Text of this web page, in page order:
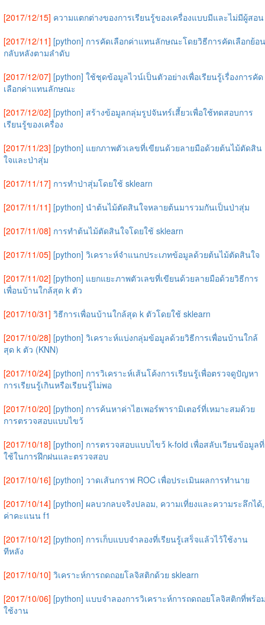
[2017/12/15] ความแตกต่างของการเรียนรู้ของเครื่องแบบมีและไม่มีผู้สอน
[2017/12/11] [python] การคัดเลือกค่าแทนลักษณะโดยวิธีการคัดเลือกย้อน
กลับหลังตามลำดับ
[2017/12/07] [python] ใช้ชุดข้อมูลไวน์เป็นตัวอย่างเพื่อเรียนรู้เรื่องการคัด
เลือกค่าแทนลักษณะ
[2017/12/02] [python] สร้างข้อมูลกลุ่มรูปจันทร์เสี้ยวเพื่อใช้ทดสอบการ
เรียนรู้ของเครื่อง
[2017/11/23] [python] แยกภาพตัวเลขที่เขียนด้วยลายมือด้วยต้นไม้ตัดสิน
ใจและป่าสุ่ม
[2017/11/17] การทำป่าสุ่มโดยใช้ sklearn
[2017/11/11] [python] นำต้นไม้ตัดสินใจหลายต้นมารวมกันเป็นป่าสุ่ม
[2017/11/08] การทำต้นไม้ตัดสินใจโดยใช้ sklearn
[2017/11/05] [python] วิเคราะห์จำแนกประเภทข้อมูลด้วยต้นไม้ตัดสินใจ
[2017/11/02] [python] แยกแยะภาพตัวเลขที่เขียนด้วยลายมือด้วยวิธีการ
เพื่อนบ้านใกล้สุด k ตัว
[2017/10/31] วิธีการเพื่อนบ้านใกล้สุด k ตัวโดยใช้ sklearn
[2017/10/28] [python] วิเคราะห์แบ่งกลุ่มข้อมูลด้วยวิธีการเพื่อนบ้านใกล้
สุด k ตัว (KNN)
[2017/10/24] [python] การวิเคราะห์เส้นโค้งการเรียนรู้เพื่อตรวจดูปัญหา
การเรียนรู้เกินหรือเรียนรู้ไม่พอ
[2017/10/20] [python] การค้นหาค่าไฮเพอร์พารามิเตอร์ที่เหมาะสมด้วย
การตรวจสอบแบบไขว้
[2017/10/18] [python] การตรวจสอบแบบไขว้ k-fold เพื่อสลับเวียนข้อมูลที่
ใช้ในการฝึกฝนและตรวจสอบ
[2017/10/16] [python] วาดเส้นกราฟ ROC เพื่อประเมินผลการทำนาย
[2017/10/14] [python] ผลบวกลบจริงปลอม, ความเที่ยงและความระลึกได้,
ค่าคะแนน f1
[2017/10/12] [python] การเก็บแบบจำลองที่เรียนรู้เสร็จแล้วไว้ใช้งาน
ทีหลัง
[2017/10/10] วิเคราะห์การถดถอยโลจิสติกด้วย sklearn
[2017/10/06] [python] แบบจำลองการวิเคราะห์การถดถอยโลจิสติกที่พร้อ
ใช้งาน